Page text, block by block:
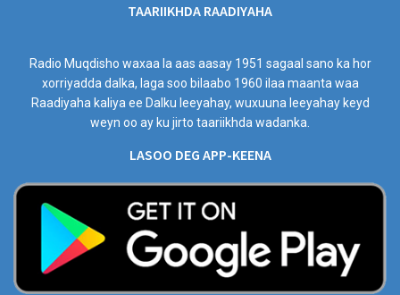
TAARIIKHDA RAADIYAHA
Radio Muqdisho waxaa la aas aasay 1951 sagaal sano ka hor
xorriyadda dalka, laga soo bilaabo 1960 ilaa maanta waa
Raadiyaha kaliya ee Dalku leeyahay, wuxuuna leeyahay keyd
weyn oo ay ku jirto taariikhda wadanka.
LASOO DEG APP-KEENA